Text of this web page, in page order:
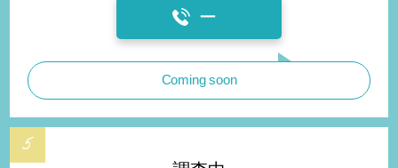
ー
Coming soon